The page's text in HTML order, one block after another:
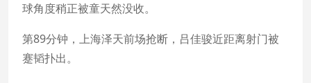
球角度稍正被童天然没收。
第89分钟，上海泽天前场抢断，吕佳骏近距离射门被
蹇韬扑出。